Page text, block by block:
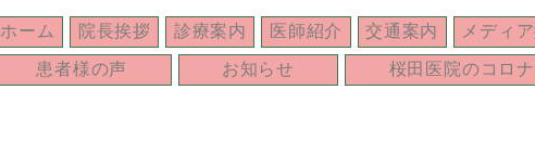
ホーム 院長挨拶 診療案内 医師紹介 交通案内
メディ
患者様の声
お知らせ 桜田医院のコロ